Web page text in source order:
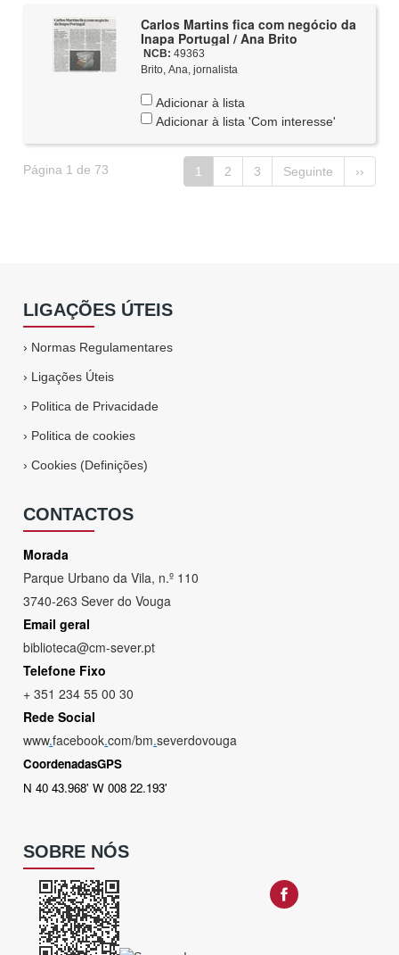
Carlos Martins fica com negócio da
Inapa Portugal / Ana Brito
NCB: 49363
Brito, Ana, jornalista
Adicionar à lista
Adicionar à lista 'Com interesse'
Página 1 de 73 1 2 3 Seguinte ››
LIGAÇÕES ÚTEIS
› Normas Regulamentares
› Ligações Úteis
› Politica de Privacidade
› Politica de cookies
›Cookies (Definições)
CONTACTOS
Morada
Parque Urbano da Vila, n.º 110
3740-263 Sever do Vouga
Email geral
biblioteca@cm-sever.pt
Telefone Fixo
+ 351 234 55 00 30
Rede Social
www.facebook.com/bm.severdovouga
CoordenadasGPS
N 40 43.968' W 008 22.193'
SOBRE NÓS